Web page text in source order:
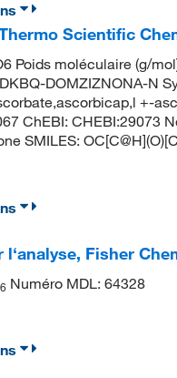
Scientific
Poids moléculaire (g/
DOMZIZNONA-N
+-
ChEBI: CHEBI:29073
SMILES:
Fisher
6 Numéro MDL: 64328